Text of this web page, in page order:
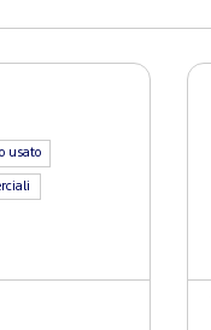
usato